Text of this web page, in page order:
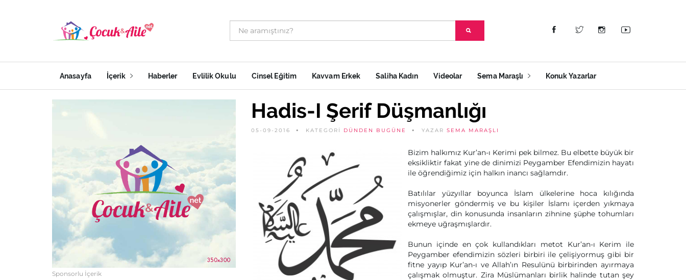
Anasayfa İçerik Haberler Evlilik Okulu Cinsel Eğitim Kavvam Erkek Saliha Kadın Videolar Sema Maraşlı Konuk Yazarlar
Sponsorlu İçerik
Hadis-I Şerif Düşmanlığı
05-09-2016 KATEGORİ DÜNDEN BUGÜNE YAZAR SEMA MARAŞLI
Bizim halkımız Kur’an-ı Kerimi pek bilmez. Bu elbette büyük bir
eksikliktir fakat yine de dinimizi Peygamber Efendimizin hayatı
ile öğrendiğimiz için halkın inancı sağlamdır.
Batılılar yüzyıllar boyunca İslam ülkelerine hoca kılığında
misyonerler göndermiş ve bu kişiler İslamı içerden yıkmaya
çalışmışlar, din konusunda insanların zihnine şüphe tohumları
ekmeye uğraşmışlardır.
Bunun içinde en çok kullandıkları metot Kur’an-ı Kerim ile
Peygamber efendimizin sözleri birbiri ile çelişiyormuş gibi bir
fitne yayıp Kur’an-ı ve Allah’ın Resulünü birbirinden ayırmaya
çalışmak olmuştur. Zira Müslümanları birlik halinde tutan şey